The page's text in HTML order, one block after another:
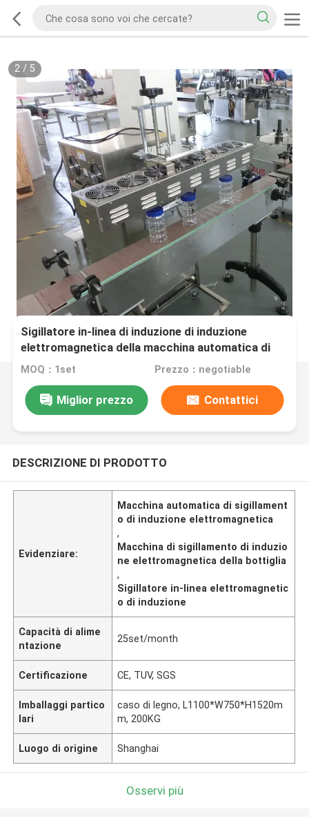
2/ 5
Sigillatore in-linea di induzione di induzione
elettromagnetica della macchina automatica di
sigillamento per la bottiglia di plastica
MOQ：1set Prezzo：negotiable
Miglior prezzo Contattici
DESCRIZIONE DI PRODOTTO
Evidenziare:
Macchina automatica di sigillament
o di induzione elettromagnetica
,
Macchina di sigillamento di induzio
ne elettromagnetica della bottiglia
,
Sigillatore in-linea elettromagnetic
o di induzione
Capacità di alime
ntazione
25set/month
Certificazione CE, TUV, SGS
Imballaggi partico
lari
caso di legno, L1100*W750*H1520m
m, 200KG
Luogo di origine Shanghai
Osservi più